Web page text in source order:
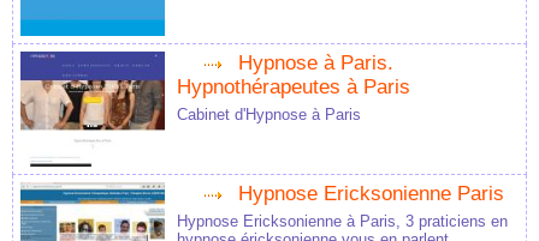
Hypnose à Paris.
Hypnothérapeutes à Paris
Cabinet d'Hypnose à Paris
Hypnose Ericksonienne Paris
Hypnose Ericksonienne à Paris, 3 praticiens en